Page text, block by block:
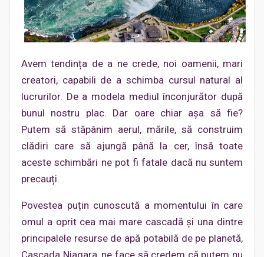
Avem tendința de a ne crede, noi oamenii, mari
creatori, capabili de a schimba cursul natural al
lucrurilor. De a modela mediul înconjurător după
bunul nostru plac. Dar oare chiar așa să fie?
Putem să stăpânim aerul, mările, să construim
clădiri care să ajungă până la cer, însă toate
aceste schimbări ne pot fi fatale dacă nu suntem
precauți.
Povestea puțin cunoscută a momentului în care
omul a oprit cea mai mare cascadă și una dintre
principalele resurse de apă potabilă de pe planetă,